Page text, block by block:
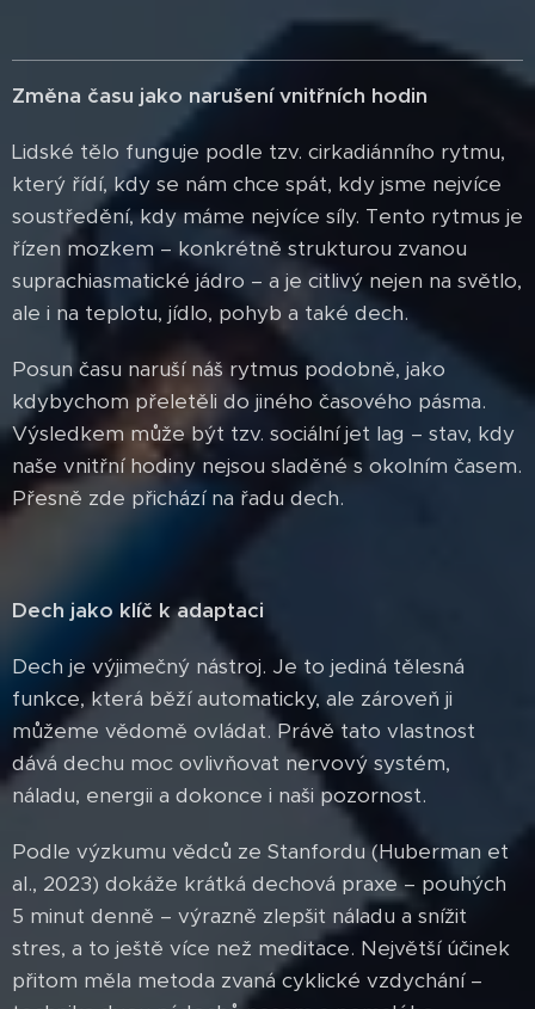
Změna času jako narušení vnitřních hodin
Lidské tělo funguje podle tzv. cirkadiánního rytmu,
který řídí, kdy se nám chce spát, kdy jsme nejvíce
soustředění, kdy máme nejvíce síly. Tento rytmus je
řízen mozkem – konkrétně strukturou zvanou
suprachiasmatické jádro – a je citlivý nejen na světlo,
ale i na teplotu, jídlo, pohyb a také dech.
Posun času naruší náš rytmus podobně, jako
kdybychom přeletěli do jiného časového pásma.
Výsledkem může být tzv. sociální jet lag – stav, kdy
naše vnitřní hodiny nejsou sladěné s okolním časem.
Přesně zde přichází na řadu dech.
Dech jako klíč k adaptaci
Dech je výjimečný nástroj. Je to jediná tělesná
funkce, která běží automaticky, ale zároveň ji
můžeme vědomě ovládat. Právě tato vlastnost
dává dechu moc ovlivňovat nervový systém,
náladu, energii a dokonce i naši pozornost.
Podle výzkumu vědců ze Stanfordu (Huberman et
al., 2023) dokáže krátká dechová praxe – pouhých
5 minut denně – výrazně zlepšit náladu a snížit
stres, a to ještě více než meditace. Největší účinek
přitom měla metoda zvaná cyklické vzdychání –